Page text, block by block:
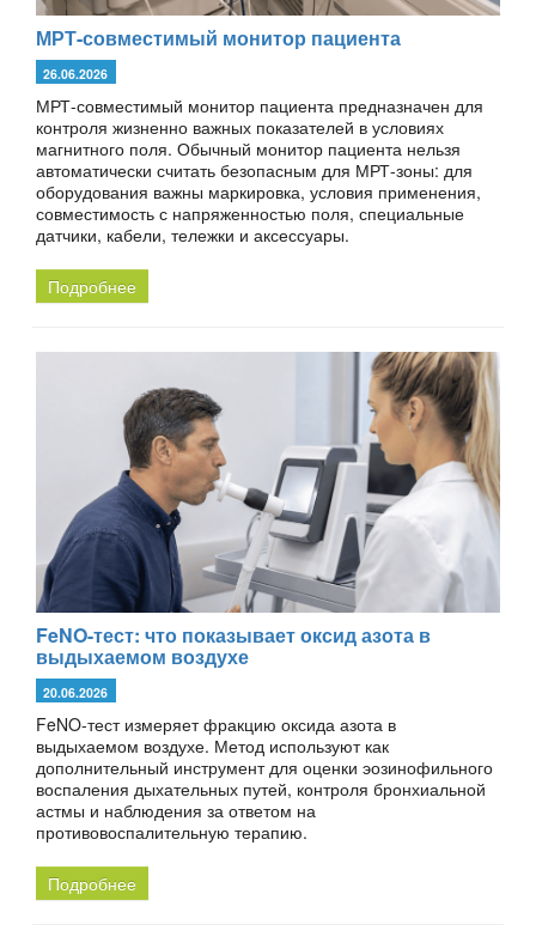
МРТ-совместимый монитор пациента
26.06.2026
МРТ-совместимый монитор пациента предназначен для
контроля жизненно важных показателей в условиях
магнитного поля. Обычный монитор пациента нельзя
автоматически считать безопасным для МРТ-зоны: для
оборудования важны маркировка, условия применения,
совместимость с напряженностью поля, специальные
датчики, кабели, тележки и аксессуары.
Подробнее
FeNO-тест: что показывает оксид азота в
выдыхаемом воздухе
20.06.2026
FeNO-тест измеряет фракцию оксида азота в
выдыхаемом воздухе. Метод используют как
дополнительный инструмент для оценки эозинофильного
воспаления дыхательных путей, контроля бронхиальной
астмы и наблюдения за ответом на
противовоспалительную терапию.
Подробнее